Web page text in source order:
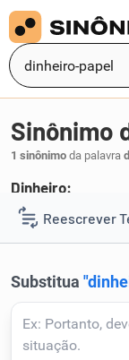
Reescrever
Corrigir Texto
Sinônimo
1 sinônimo da palavra
Dinheiro:
1 papel.